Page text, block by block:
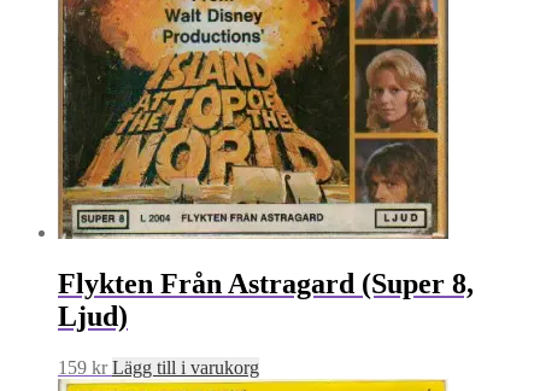
Flykten Från Astragard (Super 8,
Ljud)
159 kr Lägg till i varukorg